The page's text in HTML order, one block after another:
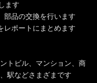
ます
部品の交換を行います
レポートにまとめます
トビル、マンション、商
駅などさまざまです